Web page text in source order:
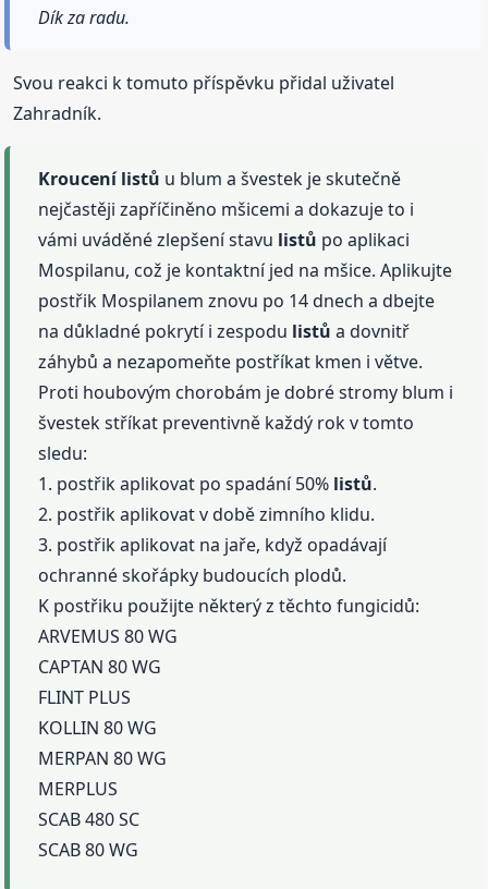
Dík za radu.
Svou reakci k tomuto příspěvku přidal uživatel
Zahradník.
Kroucení listů u blum a švestek je skutečně
nejčastěji zapříčiněno mšicemi a dokazuje to i
vámi uváděné zlepšení stavu listů po aplikaci
Mospilanu, což je kontaktní jed na mšice. Aplikujte
postřik Mospilanem znovu po 14 dnech a dbejte
na důkladné pokrytí i zespodu listů a dovnitř
záhybů a nezapomeňte postříkat kmen i větve.
Proti houbovým chorobám je dobré stromy blum i
švestek stříkat preventivně každý rok v tomto
sledu:
1. postřik aplikovat po spadání 50% listů.
2. postřik aplikovat v době zimního klidu.
3. postřik aplikovat na jaře, když opadávají
ochranné skořápky budoucích plodů.
K postřiku použijte některý z těchto fungicidů:
ARVEMUS 80 WG
CAPTAN 80 WG
FLINT PLUS
KOLLIN 80 WG
MERPAN 80 WG
MERPLUS
SCAB 480 SC
SCAB 80 WG